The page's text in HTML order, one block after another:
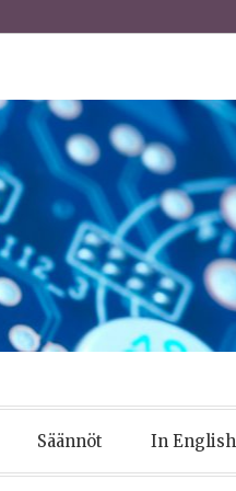
Säännöt In English